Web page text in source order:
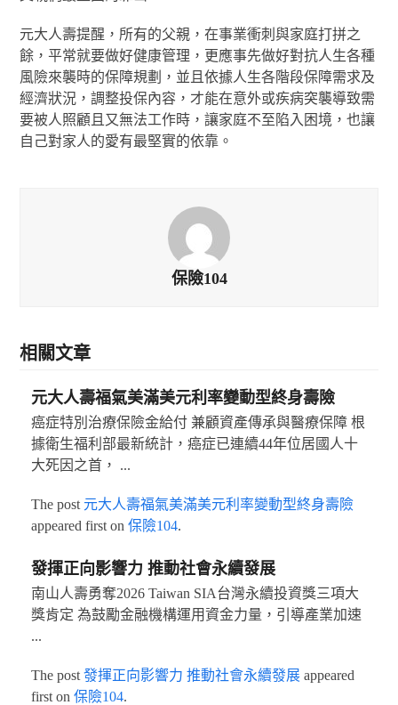
元大人壽提醒，所有的父親，在事業衝刺與家庭打拼之
餘，平常就要做好健康管理，更應事先做好對抗人生各種
風險來襲時的保障規劃，並且依據人生各階段保障需求及
經濟狀況，調整投保內容，才能在意外或疾病突襲導致需
要被人照顧且又無法工作時，讓家庭不至陷入困境，也讓
自己對家人的愛有最堅實的依靠。
保險104
相關文章
元大人壽福氣美滿美元利率變動型終身壽險
癌症特別治療保險金給付 兼顧資產傳承與醫療保障 根
據衛生福利部最新統計，癌症已連續44年位居國人十
大死因之首， ...
The post 元大人壽福氣美滿美元利率變動型終身壽險
appeared first on 保險104.
發揮正向影響力 推動社會永續發展
南山人壽勇奪2026 Taiwan SIA台灣永續投資獎三項大
獎肯定 為鼓勵金融機構運用資金力量，引導產業加速
...
The post 發揮正向影響力 推動社會永續發展appeared
first on 保險104.